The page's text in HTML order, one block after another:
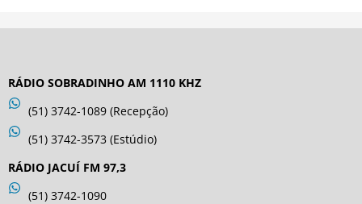
RÁDIO SOBRADINHO AM 1110 KHZ
(51) 3742-1089 (Recepção)
(51) 3742-3573 (Estúdio)
RÁDIO JACUÍ FM 97,3
(51) 3742-1090